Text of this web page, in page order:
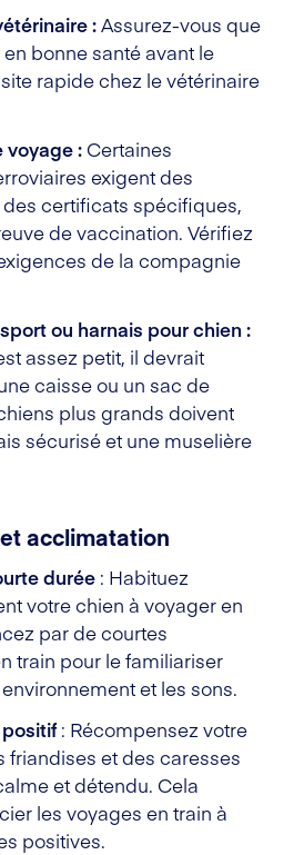
:Assurez-vous que
bonne santé avant le
rapide chez le vétérinaire
voyage : Certaines
exigent des
certificats spécifiques,
de vaccination. Vérifiez
de la compagnie
ou harnais pour chien :
assez petit, il devrait
caisse ou un sac de
plus grands doivent
sécurisé et une muselière
acclimatation
durée : Habituez
votre chien à voyager en
par de courtes
train pour le familiariser
et les sons.
: Récompensez votre
friandises et des caresses
et détendu. Cela
les voyages en train à
positives.